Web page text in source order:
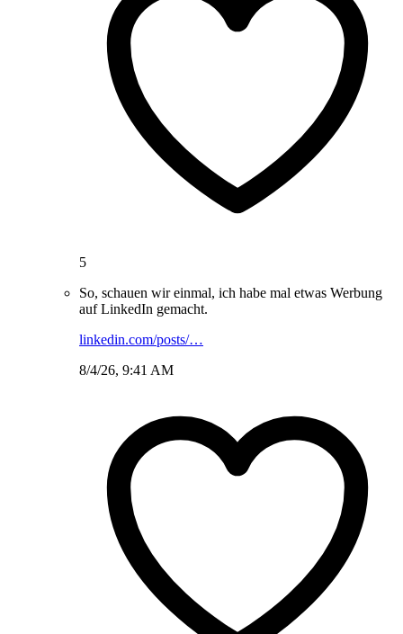
5
So, schauen wir einmal, ich habe mal etwas Werbung
auf LinkedIn gemacht.
linkedin.com/posts/…
8/4/26, 9:41 AM